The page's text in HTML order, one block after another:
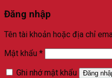
Đăng nhập
Tên tài khoản hoặc địa chỉ
Mật khẩu *Bắt
buộc
Ghi nhớ mật khẩu
Đăng